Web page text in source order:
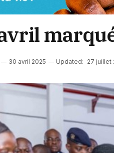
30 avril 2025 Updated: 27 juillet